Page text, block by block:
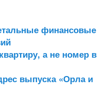
финансовые
а не номер в
выпуска «Орла и